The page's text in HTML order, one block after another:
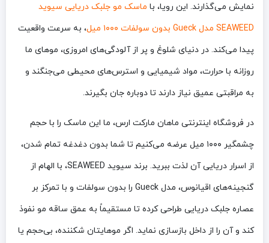
نمایش می‌گذارند. این رویا، با ماسک مو جلبک دریایی سیوید
SEAWEED مدل Gueck بدون سولفات ۱۰۰۰ میل
، به سرعت واقعیت
پیدا می‌کند. در دنیای شلوغ و پر از آلودگی‌های امروزی، موهای ما
روزانه با حرارت، مواد شیمیایی و استرس‌های محیطی می‌جنگند و
به مراقبتی عمیق نیاز دارند تا دوباره جان بگیرند.
در فروشگاه اینترنتی ماهان مارکت ارس، ما این ماسک را با حجم
چشمگیر ۱۰۰۰ میل عرضه می‌کنیم تا شما بدون دغدغه تمام شدن،
از اسرار دریایی آن لذت ببرید. برند سیوید SEAWEED، با الهام از
گنجینه‌های اقیانوس، مدل Gueck را بدون سولفات و با تمرکز بر
عصاره جلبک دریایی طراحی کرده تا مستقیماً به عمق ساقه مو نفوذ
کند و آن را از داخل بازسازی نماید. اگر موهایتان شکننده، بی‌حجم یا